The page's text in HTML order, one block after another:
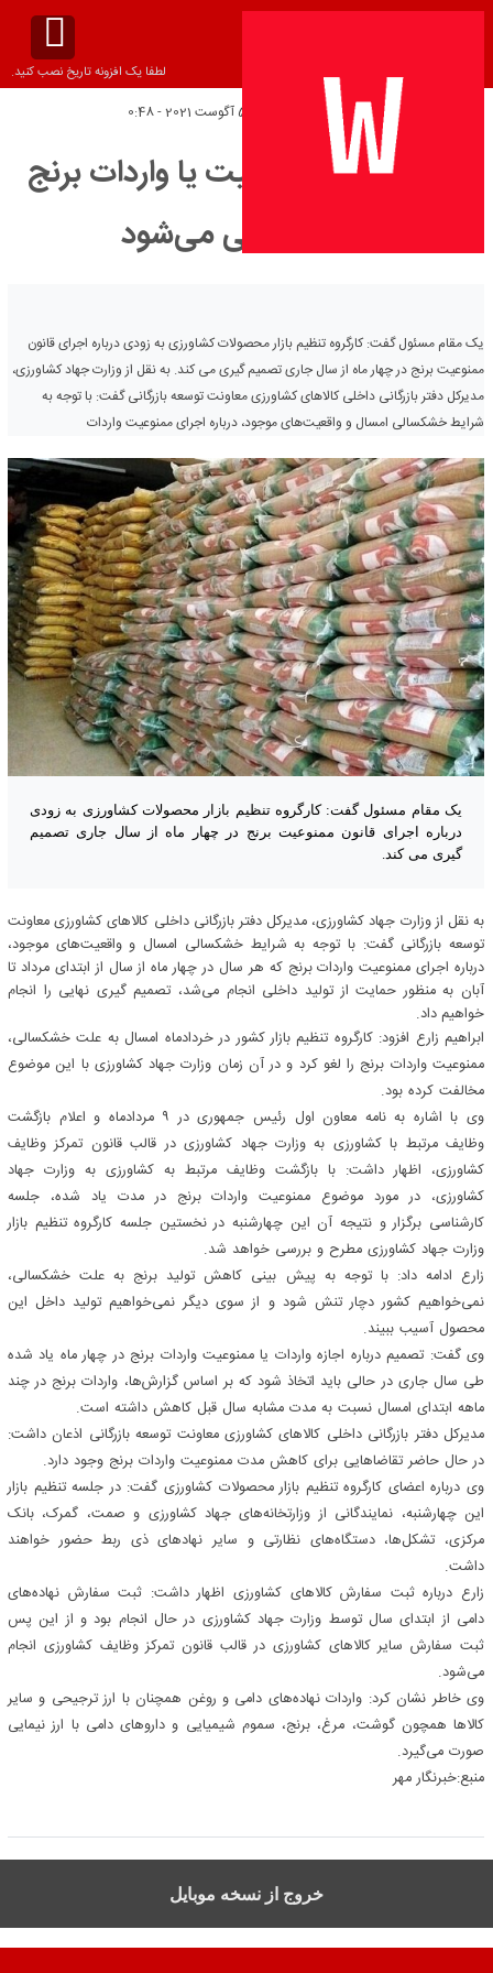
لطفا یک افزونه تاریخ نصب کنید.
تاریخ انتشار:
تصمیم برای ممنوعیت یا واردات برنج
بزودی نهایی می‌شود
یک مقام مسئول گفت: کارگروه تنظیم بازار محصولات کشاورزی به زودی درباره اجرای قانون
ممنوعیت برنج در چهار ماه از سال جاری تصمیم گیری می کند. به نقل از وزارت جهاد کشاورزی،
مدیرکل دفتر بازرگانی داخلی کالاهای کشاورزی معاونت توسعه بازرگانی گفت: با توجه به
شرایط خشکسالی امسال و واقعیت‌های موجود، درباره اجرای ممنوعیت واردات
یک مقام مسئول گفت: کارگروه تنظیم بازار محصولات کشاورزی به زودی
درباره اجرای قانون ممنوعیت برنج در چهار ماه از سال جاری تصمیم
گیری می کند.
به نقل از وزارت جهاد کشاورزی، مدیرکل دفتر بازرگانی داخلی کالاهای کشاورزی معاونت
توسعه بازرگانی گفت: با توجه به شرایط خشکسالی امسال و واقعیت‌های موجود،
درباره اجرای ممنوعیت واردات برنج که هر سال در چهار ماه از سال از ابتدای مرداد تا
آبان به منظور حمایت از تولید داخلی انجام می‌شد، تصمیم گیری نهایی را انجام
خواهیم داد.
ابراهیم زارع افزود: کارگروه تنظیم بازار کشور در خردادماه امسال به علت خشکسالی،
ممنوعیت واردات برنج را لغو کرد و در آن زمان وزارت جهاد کشاورزی با این موضوع
مخالفت کرده بود.
وی با اشاره به نامه معاون اول رئیس جمهوری در ۹ مردادماه و اعلام بازگشت
وظایف مرتبط با کشاورزی به وزارت جهاد کشاورزی در قالب قانون تمرکز وظایف
کشاورزی، اظهار داشت: با بازگشت وظایف مرتبط به کشاورزی به وزارت جهاد
کشاورزی، در مورد موضوع ممنوعیت واردات برنج در مدت یاد شده، جلسه
کارشناسی برگزار و نتیجه آن این چهارشنبه در نخستین جلسه کارگروه تنظیم بازار
وزارت جهاد کشاورزی مطرح و بررسی خواهد شد.
زارع ادامه داد: با توجه به پیش بینی کاهش تولید برنج به علت خشکسالی،
نمی‌خواهیم کشور دچار تنش شود و از سوی دیگر نمی‌خواهیم تولید داخل این
محصول آسیب ببیند.
وی گفت: تصمیم درباره اجازه واردات یا ممنوعیت واردات برنج در چهار ماه یاد شده
طی سال جاری در حالی باید اتخاذ شود که بر اساس گزارش‌ها، واردات برنج در چند
ماهه ابتدای امسال نسبت به مدت مشابه سال قبل کاهش داشته است.
مدیرکل دفتر بازرگانی داخلی کالاهای کشاورزی معاونت توسعه بازرگانی اذعان داشت:
در حال حاضر تقاضاهایی برای کاهش مدت ممنوعیت واردات برنج وجود دارد.
وی درباره اعضای کارگروه تنظیم بازار محصولات کشاورزی گفت: در جلسه تنظیم بازار
این چهارشنبه، نمایندگانی از وزارتخانه‌های جهاد کشاورزی و صمت، گمرک، بانک
مرکزی، تشکل‌ها، دستگاه‌های نظارتی و سایر نهادهای ذی ربط حضور خواهند
داشت.
زارع درباره ثبت سفارش کالاهای کشاورزی اظهار داشت: ثبت سفارش نهاده‌های
دامی از ابتدای سال توسط وزارت جهاد کشاورزی در حال انجام بود و از این پس
ثبت سفارش سایر کالاهای کشاورزی در قالب قانون تمرکز وظایف کشاورزی انجام
می‌شود.
وی خاطر نشان کرد: واردات نهاده‌های دامی و روغن همچنان با ارز ترجیحی و سایر
کالاها همچون گوشت، مرغ، برنج، سموم شیمیایی و داروهای دامی با ارز نیمایی
صورت می‌گیرد.
منبع:خبرنگار مهر
خروج از نسخه موبایل